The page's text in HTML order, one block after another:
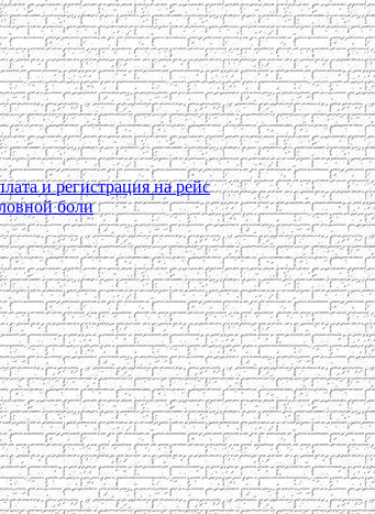
и регистрация на рейс
боли